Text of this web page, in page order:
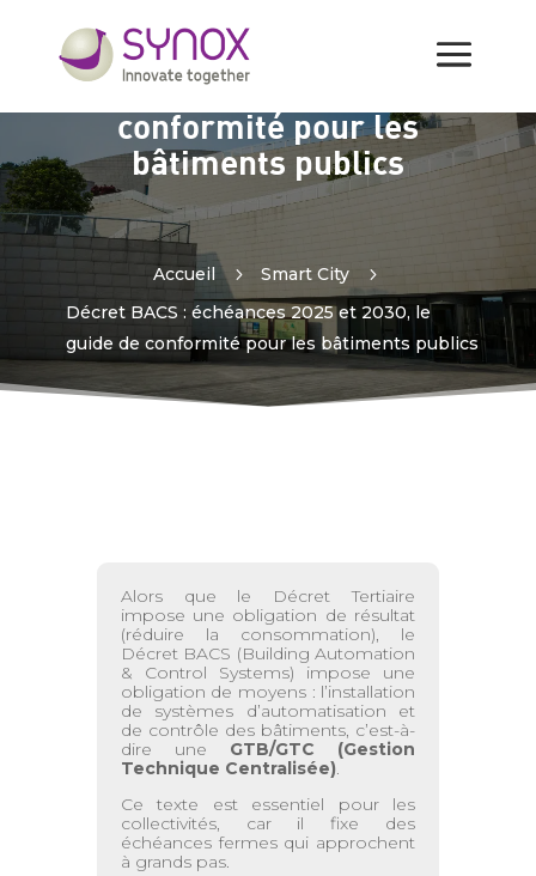
Décret BACS : échéances
2025 et 2030, le guide de
conformité pour les
bâtiments publics
Accueil 5 Smart City
5
Décret BACS : échéances 2025 et 2030, le
guide de conformité pour les bâtiments publics
Alors que le Décret Tertiaire
impose une obligation de résultat
(réduire la consommation), le
Décret BACS (Building Automation
& Control Systems) impose une
obligation de moyens : l’installation
de systèmes d’automatisation et
de contrôle des bâtiments, c’est-à-
dire une GTB/GTC (Gestion
Technique Centralisée).
Ce texte est essentiel pour les
collectivités, car il fixe des
échéances fermes qui approchent
à grands pas.